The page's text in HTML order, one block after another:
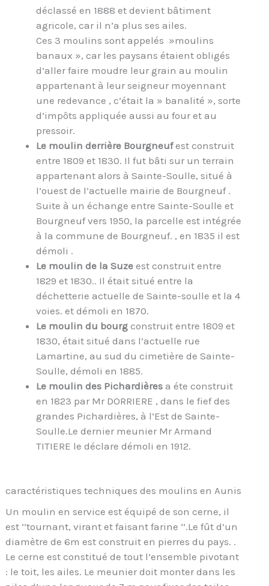
déclassé en 1888 et devient bâtiment
agricole, car il n’a plus ses ailes.
Ces 3 moulins sont appelés »moulins
banaux », car les paysans étaient obligés
d’aller faire moudre leur grain au moulin
appartenant à leur seigneur moyennant
une redevance , c’était la » banalité », sorte
d’impôts appliquée aussi au four et au
pressoir.
Le moulin derrière Bourgneufest construit
entre 1809 et 1830. Il fut bâti sur un terrain
appartenant alors à Sainte-Soulle, situé à
l’ouest de l’actuelle mairie de Bourgneuf .
Suite à un échange entre Sainte-Soulle et
Bourgneuf vers 1950, la parcelle est intégrée
à la commune de Bourgneuf. , en 1835 il est
démoli .
Le moulin de la Suze est construit entre
1829 et 1830.. Il était situé entre la
déchetterie actuelle de Sainte-soulle et la 4
voies. et démoli en 1870.
Le moulin du bourg construit entre 1809 et
1830, était situé dans l’actuelle rue
Lamartine, au sud du cimetière de Sainte-
Soulle, démoli en 1885.
Le moulin des Pichardières a éte construit
en 1823 par Mr DORRIERE , dans le fief des
grandes Pichardières, à l’Est de Sainte-
Soulle.Le dernier meunier Mr Armand
TITIERE le déclare démoli en 1912.
caractéristiques techniques des moulins en Aunis
Un moulin en service est équipé de son cerne, il
est ‘’tournant, virant et faisant farine ‘’.Le fût d’un
diamètre de 6m est construit en pierres du pays. .
Le cerne est constitué de tout l’ensemble pivotant
: le toit, les ailes. Le meunier doit monter dans les